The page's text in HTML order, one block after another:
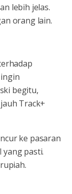
lebih jelas.
orang lain.
begitu,
Track+
ke pasaran
yang pasti.